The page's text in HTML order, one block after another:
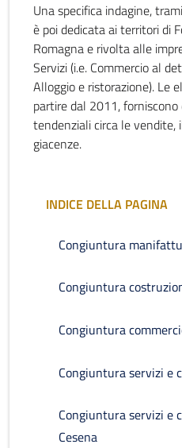
Una specifica indagine,
è poi dedicata ai territori di
Romagna e rivolta alle
Servizi (i.e. Commercio al
Alloggio e ristorazione). Le
partire dal 2011,
tendenziali circa le vendite,
giacenze.
INDICE DELLA PAGINA
Congiuntura
Congiuntura
Congiuntura
Congiuntura servizi e
Congiuntura servizi e
Cesena